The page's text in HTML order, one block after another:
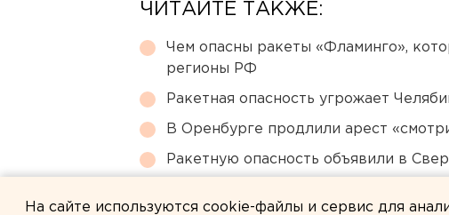
ЧИТАЙТЕ ТАКЖЕ:
Чем опасны ракеты «Фламинго»,
регионы РФ
Ракетная опасность угрожает
В Оренбурге продлили арест
Ракетную опасность объявили в
На сайте используются cookie-файлы и сервис для